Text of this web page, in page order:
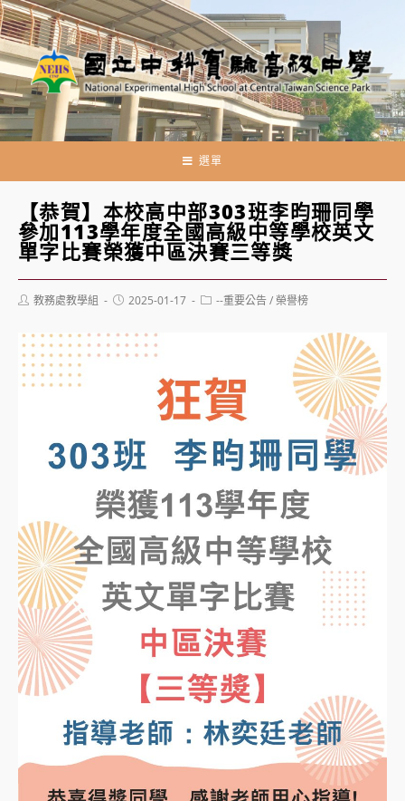
跳
轉
至
主
要
內
選單
【恭賀】本校高中部303班李昀珊同學
參加113學年度全國高級中等學校英文
單字比賽榮獲中區決賽三等獎
Post教務處教學組
Post2025-01-17
Post--重要公告/榮譽榜